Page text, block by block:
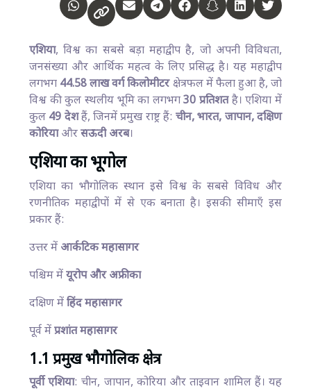
एशिया, विश्व का सबसे बड़ा महाद्वीप है, जो अपनी विविधता,
जनसंख्या और आर्थिक महत्व के लिए प्रसिद्ध है। यह महाद्वीप
लगभग 44.58 लाख वर्ग किलोमीटरक्षेत्रफल में फैला हुआ है, जो
विश्व की कुल स्थलीय भूमि का लगभग30 प्रतिशतहै। एशिया में
कुल 49 देशहैं, जिनमें प्रमुख राष्ट्र हैं:चीन, भारत, जापान, दक्षिण
कोरियाऔरसऊदी अरब।
एशिया का भूगोल
एशिया का भौगोलिक स्थान इसे विश्व के सबसे विविध और
रणनीतिक महाद्वीपों में से एक बनाता है। इसकी सीमाएँ इस
प्रकार हैं:
उत्तर में आर्कटिक महासागर
पश्चिम मेंयूरोप और अफ्रीका
दक्षिण मेंहिंद महासागर
पूर्व मेंप्रशांत महासागर
1.1 प्रमुख भौगोलिक क्षेत्र
पूर्वी एशिया: चीन, जापान, कोरिया और ताइवान शामिल हैं। यह